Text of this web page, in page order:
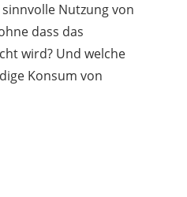
Nutzung von
dass das
wird? Und welche
Konsum von